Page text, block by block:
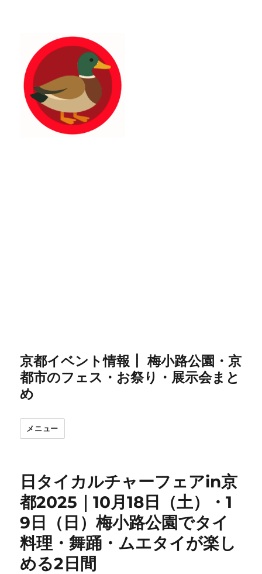
京都イベント情報┃ 梅小路公園・京
都市のフェス・お祭り・展示会まと
め
メニュー
日タイカルチャーフェアin京
都2025｜10月18日（土）・1
9日（日）梅小路公園でタイ
料理・舞踊・ムエタイが楽し
める2日間